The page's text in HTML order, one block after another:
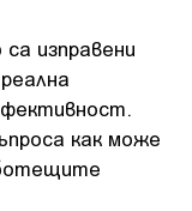
изправени
как може